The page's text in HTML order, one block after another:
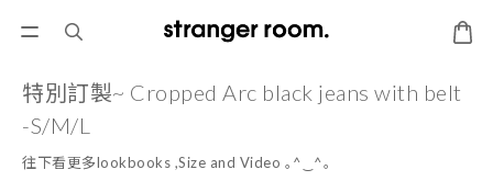
特別訂製~ Cropped Arc black jeans with belt
-S/M/L
往下看更多lookbooks ,Size and Video ｡^‿^｡